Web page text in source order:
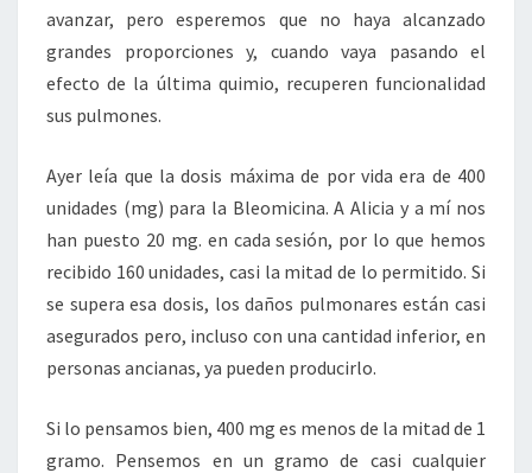
avanzar, pero esperemos que no haya alcanzado
grandes proporciones y, cuando vaya pasando el
efecto de la última quimio, recuperen funcionalidad
sus pulmones.
Ayer leía que la dosis máxima de por vida era de 400
unidades (mg) para la Bleomicina. A Alicia y a mí nos
han puesto 20 mg. en cada sesión, por lo que hemos
recibido 160 unidades, casi la mitad de lo permitido. Si
se supera esa dosis, los daños pulmonares están casi
asegurados pero, incluso con una cantidad inferior, en
personas ancianas, ya pueden producirlo.
Si lo pensamos bien, 400 mg es menos de la mitad de 1
gramo. Pensemos en un gramo de casi cualquier